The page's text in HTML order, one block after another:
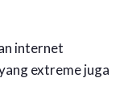
internet
extreme juga